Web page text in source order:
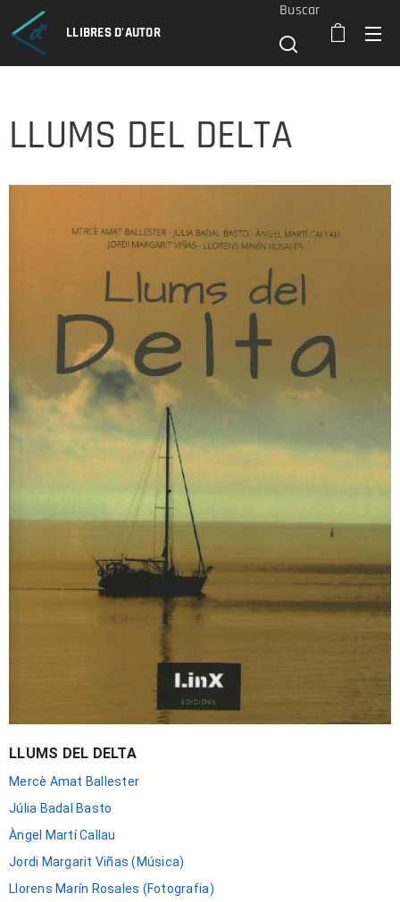
LLIBRES D'AUTOR
Buscar
LLUMS DEL DELTA
LLUMS DEL DELTA
Mercè Amat Ballester
Júlia Badal Basto
Àngel Martí Callau
Jordi Margarit Viñas (Música)
Llorens Marín Rosales (Fotografia)